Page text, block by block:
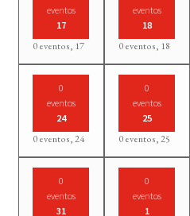
eventos
17
0 eventos, 17
eventos
18
0 eventos, 18
0
eventos
24
0 eventos,24
0
eventos
25
0 eventos,25
0
eventos
31
0
eventos
1